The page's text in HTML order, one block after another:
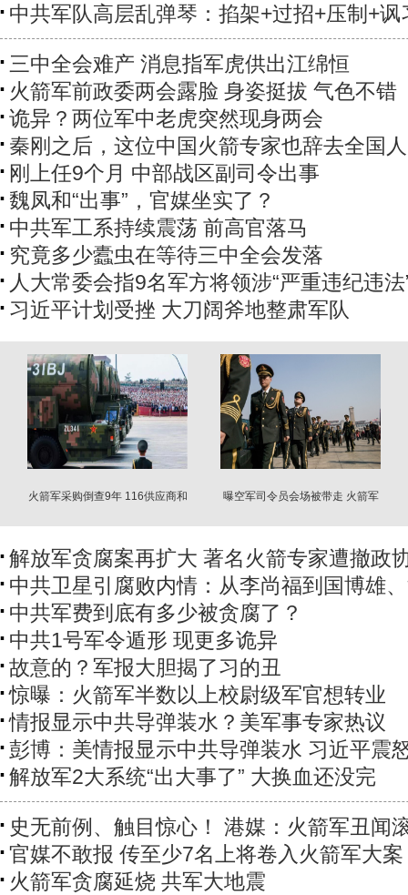
中共军队高层乱弹琴：掐架+过招+压制+
三中全会难产 消息指军虎供出江绵恒
火箭军前政委两会露脸 身姿挺拔 气色不错
诡异？两位军中老虎突然现身两会
秦刚之后，这位中国火箭专家也辞去全国
刚上任9个月 中部战区副司令出事
魏凤和“出事”，官媒坐实了？
中共军工系持续震荡 前高官落马
究竟多少蠹虫在等待三中全会发落
人大常委会指9名军方将领涉“严重违纪违法
习近平计划受挫 大刀阔斧地整肃军队
火箭军采购倒查9年 116供应商和
曝空军司令员会场被带走 火箭军
解放军贪腐案再扩大 著名火箭专家遭撤政
中共卫星引腐败内情：从李尚福到国博雄
中共军费到底有多少被贪腐了？
中共1号军令遁形 现更多诡异
故意的？军报大胆揭了习的丑
惊曝：火箭军半数以上校尉级军官想转业
情报显示中共导弹装水？美军事专家热议
彭博：美情报显示中共导弹装水 习近平震
解放军2大系统“出大事了” 大换血还没完
史无前例、触目惊心！ 港媒：火箭军丑闻
官媒不敢报 传至少7名上将卷入火箭军大案
火箭军贪腐延烧 共军大地震